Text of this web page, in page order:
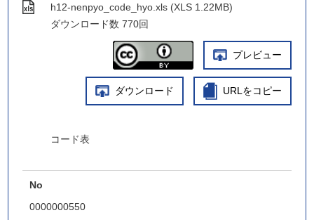
h12-nenpyo_code_hyo.xls (XLS 1.22MB)
ダウンロード数 770回
プレビュー
ダウンロード URLをコピー
コード表
No
0000000550